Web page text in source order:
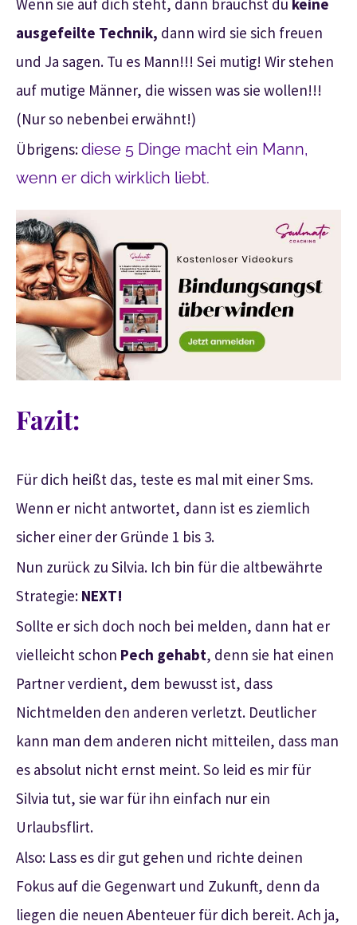
Wenn sie auf dich steht, dann brauchst du keine
ausgefeilte Technik, dann wird sie sich freuen
und Ja sagen. Tu es Mann!!! Sei mutig! Wir stehen
auf mutige Männer, die wissen was sie wollen!!!
(Nur so nebenbei erwähnt!)
Übrigens:diese 5 Dinge macht ein Mann,
wenn er dich wirklich liebt.
Fazit:
Für dich heißt das, teste es mal mit einer Sms.
Wenn er nicht antwortet, dann ist es ziemlich
sicher einer der Gründe 1 bis 3.
Nun zurück zu Silvia. Ich bin für die altbewährte
Strategie: NEXT!
Sollte er sich doch noch bei melden, dann hat er
vielleicht schon Pech gehabt, denn sie hat einen
Partner verdient, dem bewusst ist, dass
Nichtmelden den anderen verletzt. Deutlicher
kann man dem anderen nicht mitteilen, dass man
es absolut nicht ernst meint. So leid es mir für
Silvia tut, sie war für ihn einfach nur ein
Urlaubsflirt.
Also: Lass es dir gut gehen und richte deinen
Fokus auf die Gegenwart und Zukunft, denn da
liegen die neuen Abenteuer für dich bereit. Ach ja,